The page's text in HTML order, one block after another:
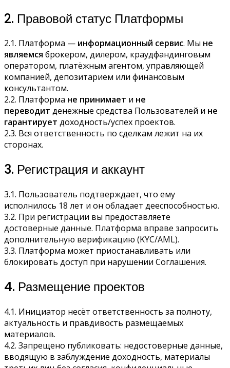
2. Правовой статус Платформы
2.1. Платформа — информационный сервис. Мы не
являемся брокером, дилером, краудфандинговым
оператором, платёжным агентом, управляющей
компанией, депозитарием или финансовым
консультантом.
2.2. Платформа не принимает и не
переводит денежные средства Пользователей и не
гарантирует доходность/успех проектов.
2.3. Вся ответственность по сделкам лежит на их
сторонах.
3. Регистрация и аккаунт
3.1. Пользователь подтверждает, что ему
исполнилось 18 лет и он обладает дееспособностью.
3.2. При регистрации вы предоставляете
достоверные данные. Платформа вправе запросить
дополнительную верификацию (KYC/AML).
3.3. Платформа может приостанавливать или
блокировать доступ при нарушении Соглашения.
4. Размещение проектов
4.1. Инициатор несёт ответственность за полноту,
актуальность и правдивость размещаемых
материалов.
4.2. Запрещено публиковать: недостоверные данные,
вводящую в заблуждение доходность, материалы